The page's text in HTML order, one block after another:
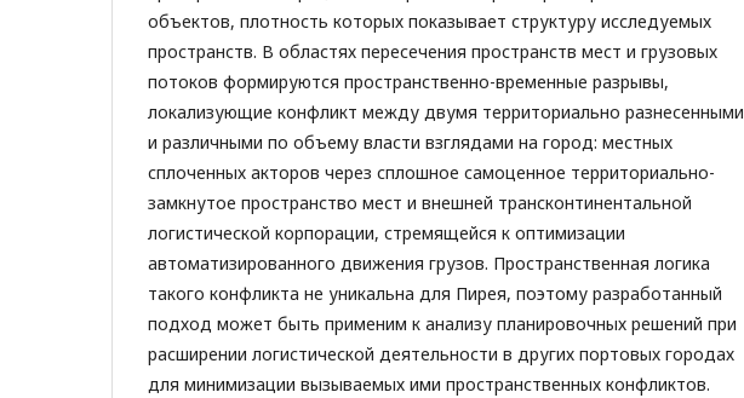
объектов, плотность которых показывает структуру исследуемых
пространств. В областях пересечения пространств мест и грузовых
потоков формируются пространственно-временные разрывы,
локализующие конфликт между двумя территориально разнесенными
и различными по объему власти взглядами на город: местных
сплоченных акторов через сплошное самоценное территориально-
замкнутое пространство мест и внешней трансконтинентальной
логистической корпорации, стремящейся к оптимизации
автоматизированного движения грузов. Пространственная логика
такого конфликта не уникальна для Пирея, поэтому разработанный
подход может быть применим к анализу планировочных решений при
расширении логистической деятельности в других портовых городах
для минимизации вызываемых ими пространственных конфликтов.